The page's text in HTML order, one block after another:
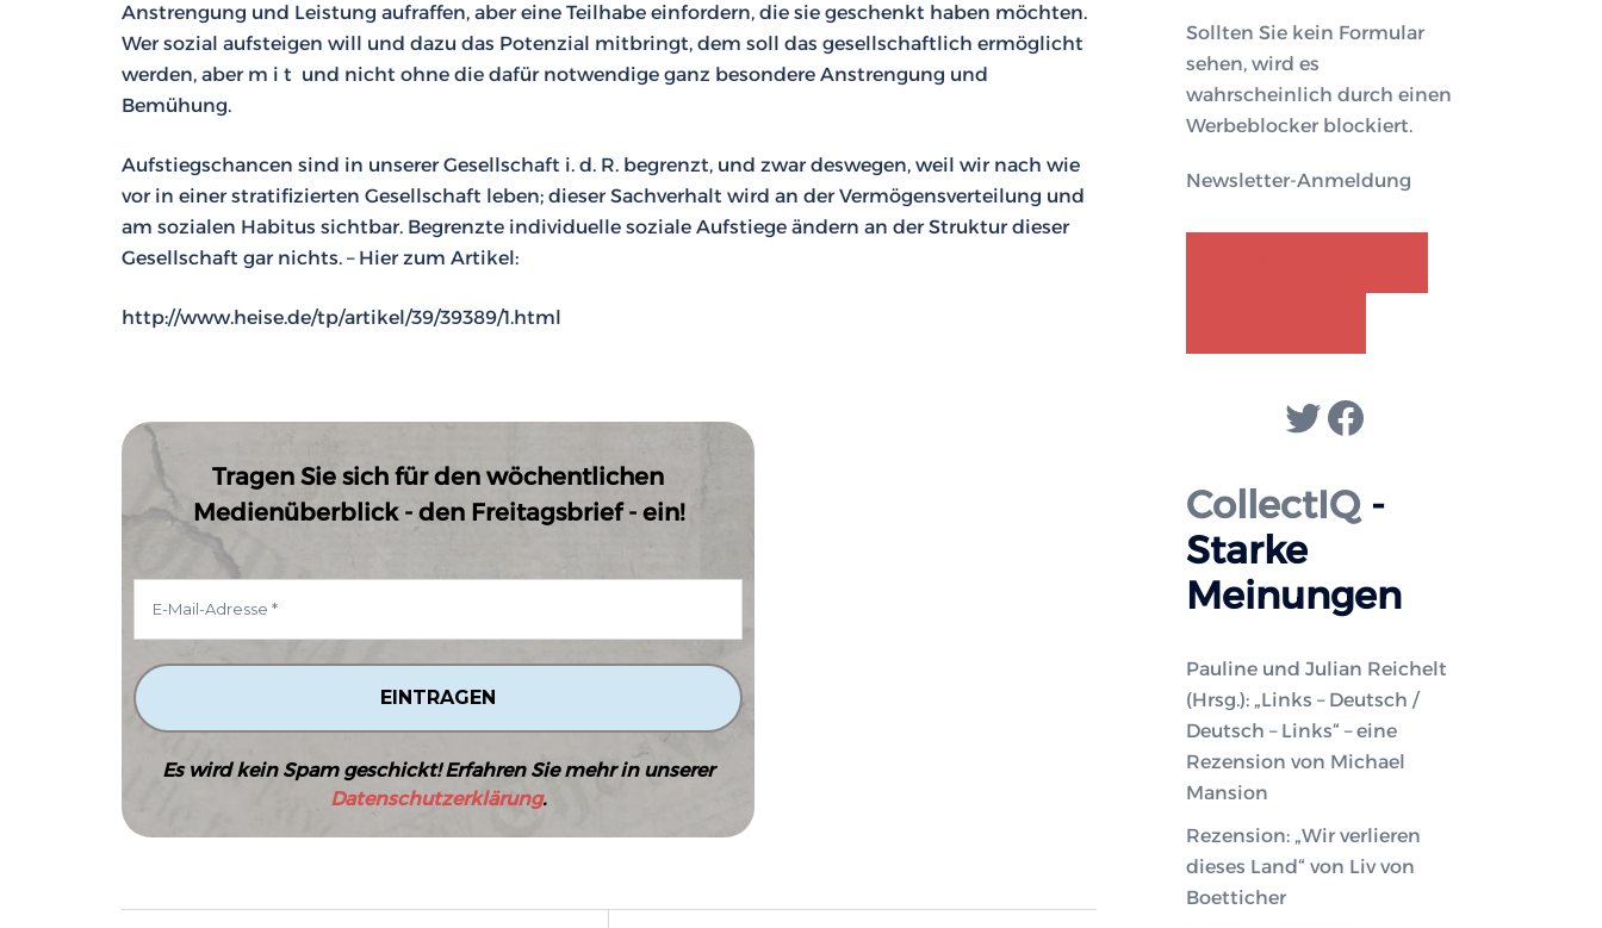
Anstrengung und Leistung aufraffen, aber eine Teilhabe einfordern, die sie geschenkt haben möchten.
Wer sozial aufsteigen will und dazu das Potenzial mitbringt, dem soll das gesellschaftlich ermöglicht
werden, aber m i t und nicht ohne die dafür notwendige ganz besondere Anstrengung und
Bemühung.
Aufstiegschancen sind in unserer Gesellschaft i. d. R. begrenzt, und zwar deswegen, weil wir nach wie
vor in einer stratifizierten Gesellschaft leben; dieser Sachverhalt wird an der Vermögensverteilung und
am sozialen Habitus sichtbar. Begrenzte individuelle soziale Aufstiege ändern an der Struktur dieser
Gesellschaft gar nichts. – Hier zum Artikel:
http://www.heise.de/tp/artikel/39/39389/1.html
Tragen Sie sich für den wöchentlichen
Medienüberblick - den Freitagsbrief - ein!
Es wird kein Spam geschickt! Erfahren Sie mehr in unserer
Datenschutzerklärung.
Sollten Sie kein Formular
sehen, wird es
wahrscheinlich durch einen
Werbeblocker blockiert.
Newsletter-Anmeldung
Twitter
Facebook
CollectIQ-
Starke
Meinungen
Pauline und Julian Reichelt
(Hrsg.): „Links – Deutsch /
Deutsch – Links“ – eine
Rezension von Michael
Mansion
Rezension: „Wir verlieren
dieses Land“ von Liv von
Boetticher